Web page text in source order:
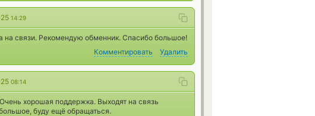
14:29
на связи. Рекомендую обменник. Спасибо большое!
Комментировать
Удалить
08:14
хорошая поддержка. Выходят на связь
буду ещё обращаться.